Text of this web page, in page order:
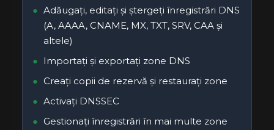
Adăugați, editați și ștergeți înregistrări DNS
(A, AAAA, CNAME, MX, TXT, SRV, CAA și
altele)
Importați și exportați zone DNS
Creați copii de rezervă și restaurați zone
Activați DNSSEC
Gestionați înregistrări în mai multe zone